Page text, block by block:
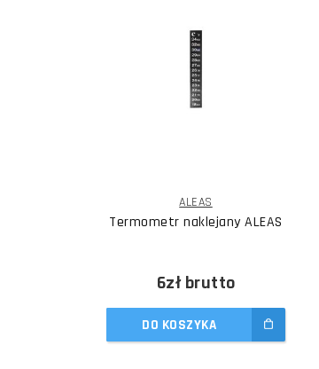
ALEAS
Termometr naklejany ALEAS
6złbrutto
DO KOSZYKA